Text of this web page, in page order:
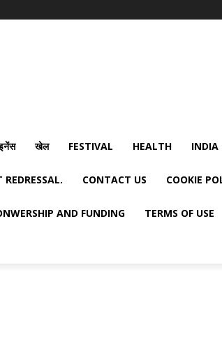
खेल FESTIVAL HEALTH INDIA
CONTACT US COOKIE
AND FUNDING TERMS OF USE